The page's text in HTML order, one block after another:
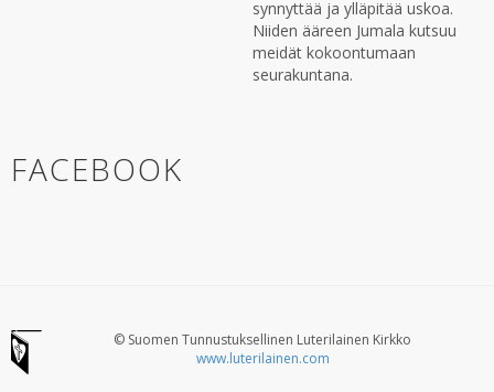
synnyttää ja ylläpitää uskoa.
Niiden ääreen Jumala kutsuu
meidät kokoontumaan
seurakuntana.
FACEBOOK
© Suomen Tunnustuksellinen Luterilainen Kirkko
www.luterilainen.com